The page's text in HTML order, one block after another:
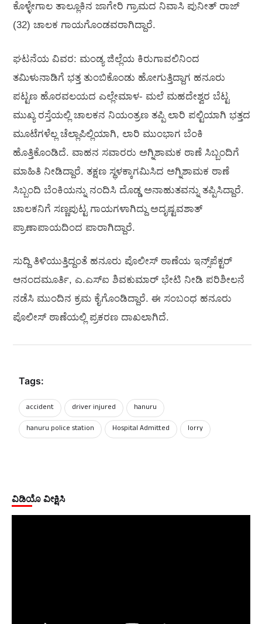
ಕೊಳ್ಳೇಗಾಲ ತಾಲ್ಲೂಕಿನ ಜಾಗೇರಿ ಗ್ರಾಮದ ನಿವಾಸಿ ಪುನೀತ್ ರಾಜ್
(32) ಚಾಲಕ ಗಾಯಗೊಂಡವರಾಗಿದ್ದಾರೆ.
ಘಟನೆಯ ವಿವರ: ಮಂಡ್ಯ ಜಿಲ್ಲೆಯ ಕಿರುಗಾವಲಿನಿಂದ
ತಮಿಳುನಾಡಿಗೆ ಭತ್ತ ತುಂಬಿಕೊಂಡು ಹೋಗುತ್ತಿದ್ದಾಗ ಹನೂರು
ಪಟ್ಟಣ ಹೊರವಲಯದ ಎಲ್ಲೇಮಾಳ- ಮಲೆ ಮಹದೇಶ್ವರ ಬೆಟ್ಟ
ಮುಖ್ಯ ರಸ್ತೆಯಲ್ಲಿ ಚಾಲಕನ ನಿಯಂತ್ರಣ ತಪ್ಪಿ ಲಾರಿ ಪಲ್ಟಿಯಾಗಿ ಭತ್ತದ
ಮೂಟೆಗಳೆಲ್ಲ ಚೆಲ್ಲಾಪಿಲ್ಲಿಯಾಗಿ, ಲಾರಿ ಮುಂಭಾಗ ಬೆಂಕಿ
ಹೊತ್ತಿಕೊಂಡಿದೆ. ವಾಹನ ಸವಾರರು ಅಗ್ನಿಶಾಮಕ ಠಾಣೆ ಸಿಬ್ಬಂದಿಗೆ
ಮಾಹಿತಿ ನೀಡಿದ್ದಾರೆ. ತಕ್ಷಣ ಸ್ಥಳಕ್ಕಾಗಮಿಸಿದ ಅಗ್ನಿಶಾಮಕ ಠಾಣೆ
ಸಿಬ್ಬಂದಿ ಬೆಂಕಿಯನ್ನು ನಂದಿಸಿ ದೊಡ್ಡ ಅನಾಹುತವನ್ನು ತಪ್ಪಿಸಿದ್ದಾರೆ.
ಚಾಲಕನಿಗೆ ಸಣ್ಣಪುಟ್ಟ ಗಾಯಗಳಾಗಿದ್ದು ಅದೃಷ್ಟವಶಾತ್
ಪ್ರಾಣಾಪಾಯದಿಂದ ಪಾರಾಗಿದ್ದಾರೆ.
ಸುದ್ದಿ ತಿಳಿಯುತ್ತಿದ್ದಂತೆ ಹನೂರು ಪೊಲೀಸ್ ಠಾಣೆಯ ಇನ್ಸ್‌ಪೆಕ್ಟರ್
ಆನಂದಮೂರ್ತಿ, ಎ.ಎಸ್ಐ ಶಿವಕುಮಾರ್ ಭೇಟಿ ನೀಡಿ ಪರಿಶೀಲನೆ
ನಡೆಸಿ ಮುಂದಿನ ಕ್ರಮ ಕೈಗೊಂಡಿದ್ದಾರೆ. ಈ ಸಂಬಂಧ ಹನೂರು
ಪೊಲೀಸ್ ಠಾಣೆಯಲ್ಲಿ ಪ್ರಕರಣ ದಾಖಲಾಗಿದೆ.
Tags:
accident driver injured
hanuru
hanuru police station
Hospital Admitted lorry
ವಿಡಿಯೊ ವೀಕ್ಷಿಸಿ